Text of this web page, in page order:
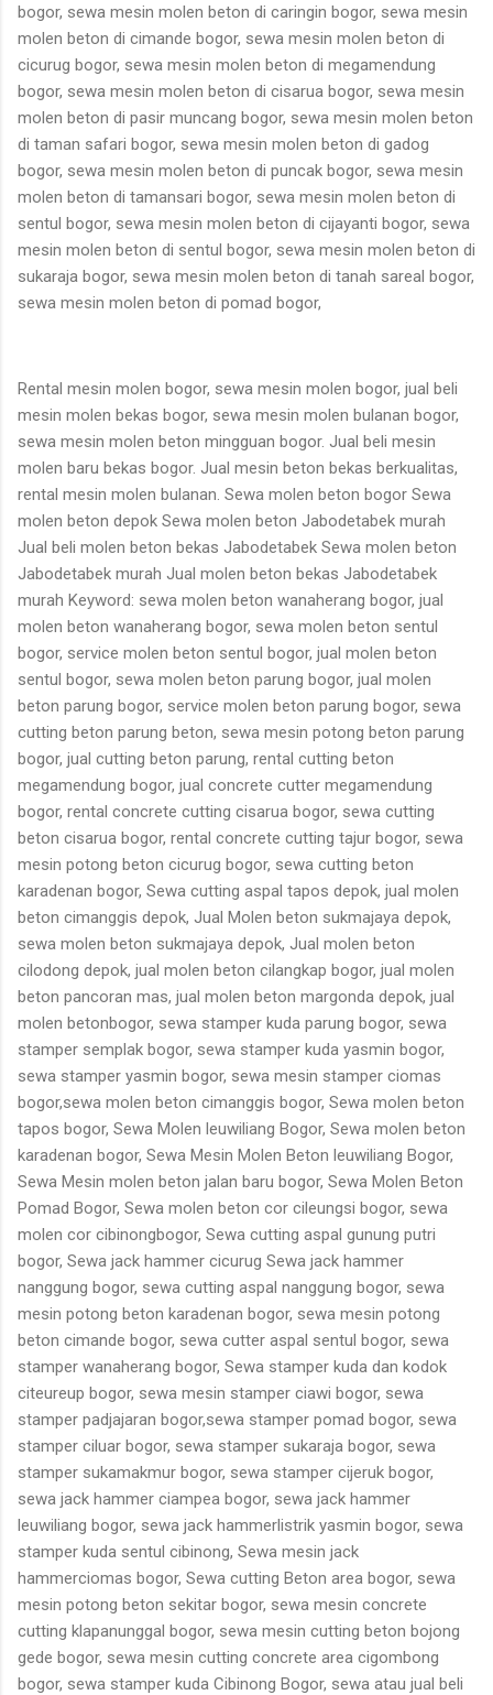
bogor, sewa mesin molen beton di caringin bogor, sewa mesin
molen beton di cimande bogor, sewa mesin molen beton di
cicurug bogor, sewa mesin molen beton di megamendung
bogor, sewa mesin molen beton di cisarua bogor, sewa mesin
molen beton di pasir muncang bogor, sewa mesin molen beton
di taman safari bogor, sewa mesin molen beton di gadog
bogor, sewa mesin molen beton di puncak bogor, sewa mesin
molen beton di tamansari bogor, sewa mesin molen beton di
sentul bogor, sewa mesin molen beton di cijayanti bogor, sewa
mesin molen beton di sentul bogor, sewa mesin molen beton di
sukaraja bogor, sewa mesin molen beton di tanah sareal bogor,
sewa mesin molen beton di pomad bogor,
Rental mesin molen bogor, sewa mesin molen bogor, jual beli
mesin molen bekas bogor, sewa mesin molen bulanan bogor,
sewa mesin molen beton mingguan bogor. Jual beli mesin
molen baru bekas bogor. Jual mesin beton bekas berkualitas,
rental mesin molen bulanan. Sewa molen beton bogor Sewa
molen beton depok Sewa molen beton Jabodetabek murah
Jual beli molen beton bekas Jabodetabek Sewa molen beton
Jabodetabek murah Jual molen beton bekas Jabodetabek
murah Keyword: sewa molen beton wanaherang bogor, jual
molen beton wanaherang bogor, sewa molen beton sentul
bogor, service molen beton sentul bogor, jual molen beton
sentul bogor, sewa molen beton parung bogor, jual molen
beton parung bogor, service molen beton parung bogor, sewa
cutting beton parung beton, sewa mesin potong beton parung
bogor, jual cutting beton parung, rental cutting beton
megamendung bogor, jual concrete cutter megamendung
bogor, rental concrete cutting cisarua bogor, sewa cutting
beton cisarua bogor, rental concrete cutting tajur bogor, sewa
mesin potong beton cicurug bogor, sewa cutting beton
karadenan bogor, Sewa cutting aspal tapos depok, jual molen
beton cimanggis depok, Jual Molen beton sukmajaya depok,
sewa molen beton sukmajaya depok, Jual molen beton
cilodong depok, jual molen beton cilangkap bogor, jual molen
beton pancoran mas, jual molen beton margonda depok, jual
molen betonbogor, sewa stamper kuda parung bogor, sewa
stamper semplak bogor, sewa stamper kuda yasmin bogor,
sewa stamper yasmin bogor, sewa mesin stamper ciomas
bogor,sewa molen beton cimanggis bogor, Sewa molen beton
tapos bogor, Sewa Molen leuwiliang Bogor, Sewa molen beton
karadenan bogor, Sewa Mesin Molen Beton leuwiliang Bogor,
Sewa Mesin molen beton jalan baru bogor, Sewa Molen Beton
Pomad Bogor, Sewa molen beton cor cileungsi bogor, sewa
molen cor cibinongbogor, Sewa cutting aspal gunung putri
bogor, Sewa jack hammer cicurug Sewa jack hammer
nanggung bogor, sewa cutting aspal nanggung bogor, sewa
mesin potong beton karadenan bogor, sewa mesin potong
beton cimande bogor, sewa cutter aspal sentul bogor, sewa
stamper wanaherang bogor, Sewa stamper kuda dan kodok
citeureup bogor, sewa mesin stamper ciawi bogor, sewa
stamper padjajaran bogor,sewa stamper pomad bogor, sewa
stamper ciluar bogor, sewa stamper sukaraja bogor, sewa
stamper sukamakmur bogor, sewa stamper cijeruk bogor,
sewa jack hammer ciampea bogor, sewa jack hammer
leuwiliang bogor, sewa jack hammerlistrik yasmin bogor, sewa
stamper kuda sentul cibinong, Sewa mesin jack
hammerciomas bogor, Sewa cutting Beton area bogor, sewa
mesin potong beton sekitar bogor, sewa mesin concrete
cutting klapanunggal bogor, sewa mesin cutting beton bojong
gede bogor, sewa mesin cutting concrete area cigombong
bogor, sewa stamper kuda Cibinong Bogor, sewa atau jual beli